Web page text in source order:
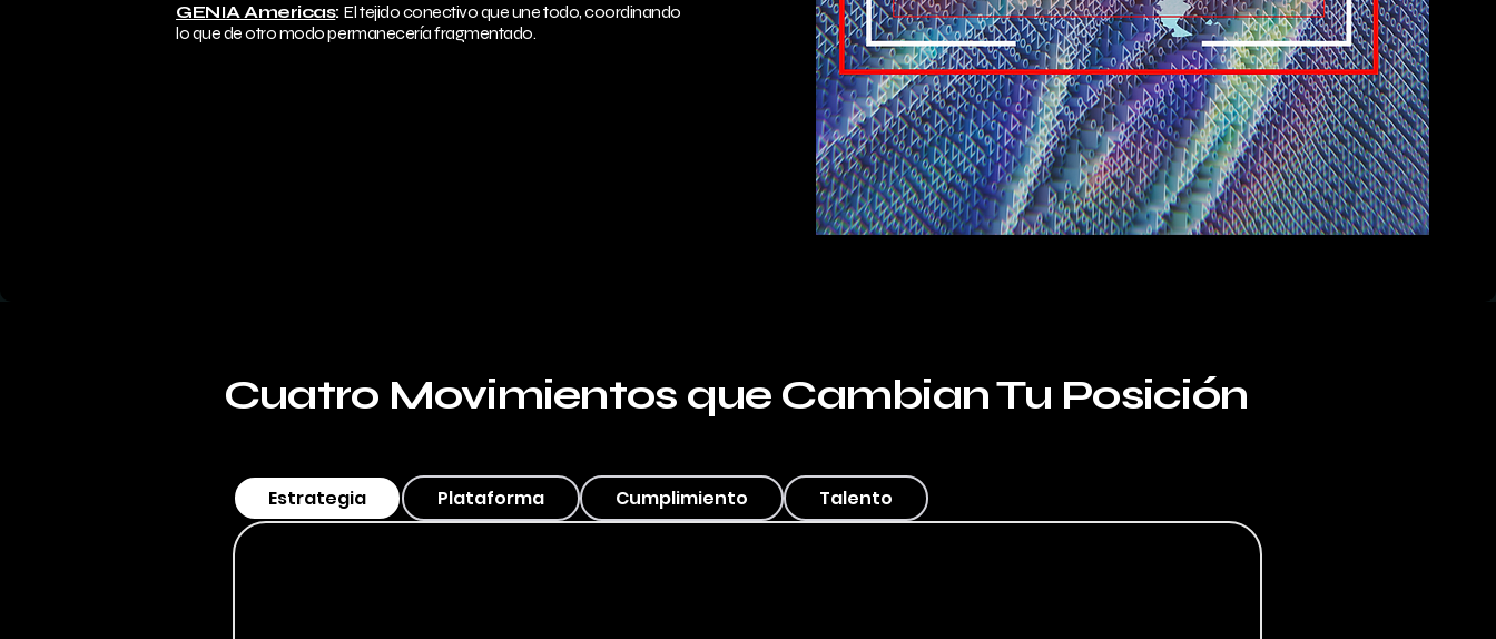
GENIA Americas: El tejido conectivo que une todo, coordinando
lo que de otro modo permanecería fragmentado.
Cuatro Movimientos que Cambian Tu Posición
Estrategia Plataforma Cumplimiento Talento